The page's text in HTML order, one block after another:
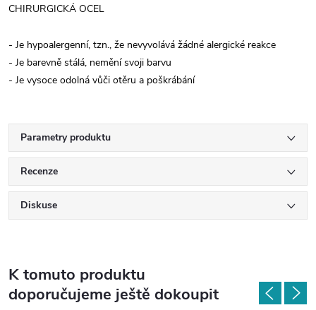
CHIRURGICKÁ OCEL
- Je hypoalergenní, tzn., že nevyvolává žádné alergické reakce
- Je barevně stálá, nemění svoji barvu
- Je vysoce odolná vůči otěru a poškrábání
Parametry produktu
Recenze
Diskuse
K tomuto produktu
doporučujeme ještě dokoupit